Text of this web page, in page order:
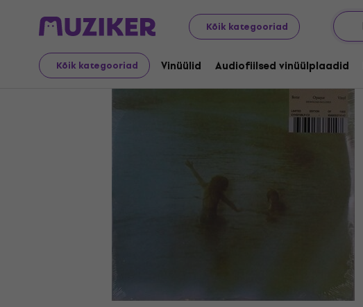
Kõik kategooriad
Kõik kategooriad Vinüülid Audiofiilsed vinüülplaadid
LP plaadid ja CD-d Vinüülid